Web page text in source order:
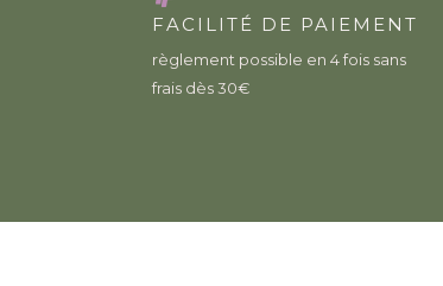
FACILITÉ DE PAIEMENT
règlement possible en 4 fois sans
frais dès 30€